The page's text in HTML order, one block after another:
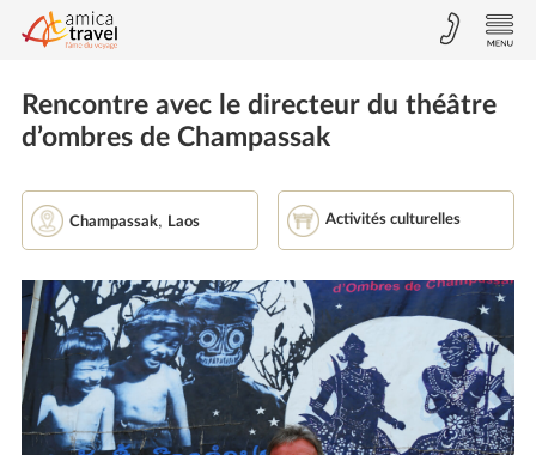
Rencontre avec le directeur du théâtre
d’ombres de Champassak
Champassak, Laos Activités culturelles